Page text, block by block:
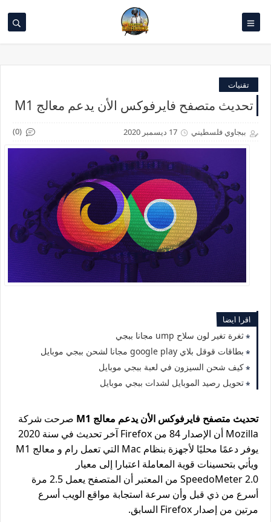
تقنيات
تحديث متصفح فايرفوكس الأن يدعم معالج M1
ببجاوي فلسطيني 17 ديسمبر 2020 (0)
اقرا ايضا
ثغرة تغير لون سلاح ump مجانا ببجي
بطاقات قوقل بلاي google play مجانا لشحن ببجي موبايل
كيف شحن السيزون في لعبة ببجي موبايل
تحويل رصيد الموبايل لشدات ببجي موبايل
تحديث متصفح فايرفوكس الأن يدعم معالج M1
صرحت شركة
Mozilla أن الإصدار 84 من Firefox آخر تحديث في سنة 2020
يوفر دعمًا محليًا لأجهزة بنظام Mac التي تعمل رام و معالج M1
ويأتي بتحسينات قوية المعاملة اعتبارا إلى معيار
SpeedoMeter 2.0 من المعتبر أن المتصفح يعمل 2.5 مرة
أسرع من ذي قبل وأن سرعة استجابة مواقع الويب أسرع
مرتين من إصدار Firefox السابق.